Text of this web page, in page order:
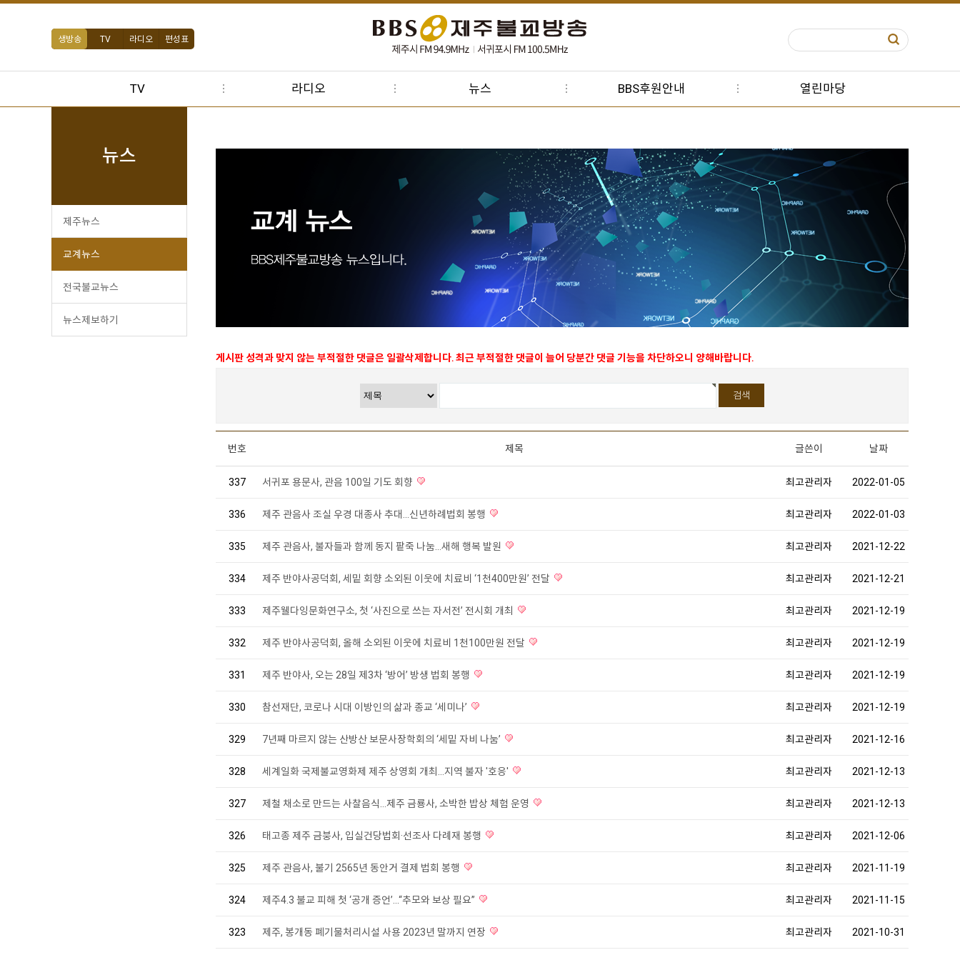
생방송 TV 라디오 편성표
TV 라디오 뉴스 BBS후원안내 열린마당
뉴스
제주뉴스
교계뉴스
전국불교뉴스
뉴스제보하기
게시판 성격과 맞지 않는 부적절한 댓글은 일괄삭제합니다. 최근 부적절한 댓글이 늘어 당분간 댓글 기능을 차단하오니 양해바랍니다.
번호 제목 글쓴이 날짜
337 서귀포 용문사, 관음 100일 기도 회향 최고관리자 2022-01-05
336 제주 관음사 조실 우경 대종사 추대...신년하례법회 봉행 최고관리자 2022-01-03
335 제주 관음사, 불자들과 함께 동지 팥죽 나눔…새해 행복 발원 최고관리자 2021-12-22
334 제주 반야사공덕회, 세밑 회향 소외된 이웃에 치료비 ‘1천400만원’ 전달 최고관리자 2021-12-21
333 제주웰다잉문화연구소, 첫 ‘사진으로 쓰는 자서전’ 전시회 개최 최고관리자 2021-12-19
332 제주 반야사공덕회, 올해 소외된 이웃에 치료비 1천100만원 전달 최고관리자 2021-12-19
331 제주 반야사, 오는 28일 제3차 ‘방어’ 방생 법회 봉행 최고관리자 2021-12-19
330 참선재단, 코로나 시대 이방인의 삶과 종교 ‘세미나’ 최고관리자 2021-12-19
329 7년째 마르지 않는 산방산 보문사장학회의 ‘세밑 자비 나눔’ 최고관리자 2021-12-16
328 세계일화 국제불교영화제 제주 상영회 개최…지역 불자 '호응' 최고관리자 2021-12-13
327 제철 채소로 만드는 사찰음식…제주 금룡사, 소박한 밥상 체험 운영 최고관리자 2021-12-13
326 태고종 제주 금붕사, 입실건당법회·선조사 다례재 봉행 최고관리자 2021-12-06
325 제주 관음사, 불기 2565년 동안거 결제 법회 봉행 최고관리자 2021-11-19
324 제주4.3 불교 피해 첫 ‘공개 증언’...“추모와 보상 필요” 최고관리자 2021-11-15
323 제주, 봉개동 폐기물처리시설 사용 2023년 말까지 연장 최고관리자 2021-10-31